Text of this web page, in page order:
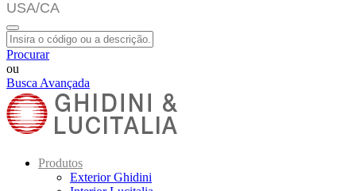
Procurar
ou
Busca Avançada
Produtos
Exterior Ghidini